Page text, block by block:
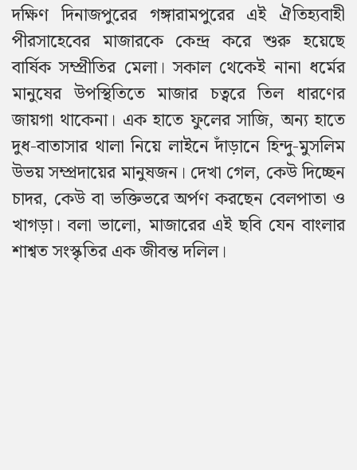
দক্ষিণ দিনাজপুরের গঙ্গারামপুরের এই ঐতিহ্যবাহী
পীরসাহেবের মাজারকে কেন্দ্র করে শুরু হয়েছে
বার্ষিক সম্প্রীতির মেলা। সকাল থেকেই নানা ধর্মের
মানুষের উপস্থিতিতে মাজার চত্বরে তিল ধারণের
জায়গা থাকেনা। এক হাতে ফুলের সাজি, অন্য হাতে
দুধ-বাতাসার থালা নিয়ে লাইনে দাঁড়ানে হিন্দু-মুসলিম
উভয় সম্প্রদায়ের মানুষজন। দেখা গেল, কেউ দিচ্ছেন
চাদর, কেউ বা ভক্তিভরে অর্পণ করছেন বেলপাতা ও
খাগড়া। বলা ভালো, মাজারের এই ছবি যেন বাংলার
শাশ্বত সংস্কৃতির এক জীবন্ত দলিল।